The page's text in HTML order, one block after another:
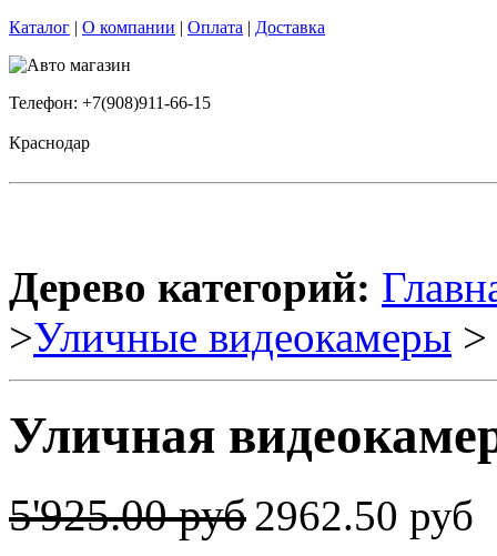
Каталог | О компании | Оплата | Доставка
Телефон: +7(908)911-66-15
Краснодар
Дерево категорий:
>Уличные видеокамеры >
Уличная
5'925.00 руб2962.50 руб